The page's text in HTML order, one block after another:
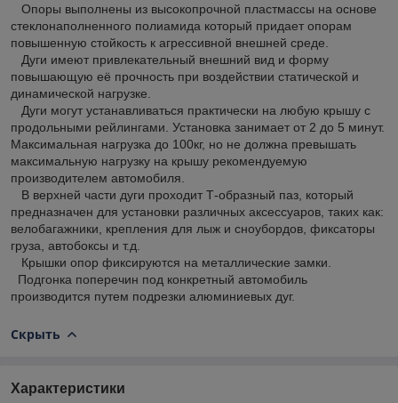
Опоры выполнены из высокопрочной пластмассы на основе
стеклонаполненного полиамида который придает опорам
повышенную стойкость к агрессивной внешней среде.
Дуги имеют привлекательный внешний вид и форму
повышающую её прочность при воздействии статической и
динамической нагрузке.
Дуги могут устанавливаться практически на любую крышу с
продольными рейлингами. Установка занимает от 2 до 5 минут.
Максимальная нагрузка до 100кг, но не должна превышать
максимальную нагрузку на крышу рекомендуемую
производителем автомобиля.
В верхней части дуги проходит Т-образный паз, который
предназначен для установки различных аксессуаров, таких как:
велобагажники, крепления для лыж и сноубордов, фиксаторы
груза, автобоксы и т.д.
Крышки опор фиксируются на металлические замки.
Подгонка поперечин под конкретный автомобиль
производится путем подрезки алюминиевых дуг.
Скрыть
Характеристики